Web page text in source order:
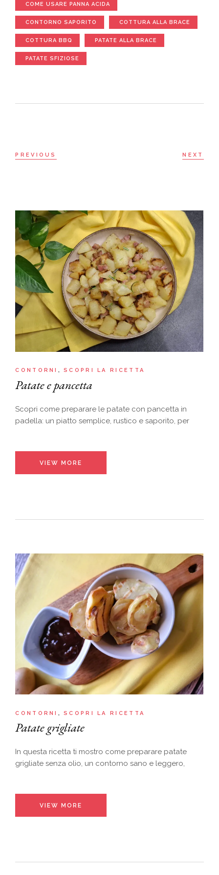
COME USARE PANNA ACIDA
CONTORNO SAPORITO COTTURA ALLA BRACE
COTTURA BBQ PATATE ALLA BRACE
PATATE SFIZIOSE
PREVIOUS NEXT
CONTORNI SCOPRI LA RICETTA
Patate e pancetta
Scopri come preparare le patate con pancetta in
padella: un piatto semplice, rustico e saporito, per
VIEW MORE
CONTORNI SCOPRI LA RICETTA
Patate grigliate
In questa ricetta ti mostro come preparare patate
grigliate senza olio, un contorno sano e leggero,
VIEW MORE